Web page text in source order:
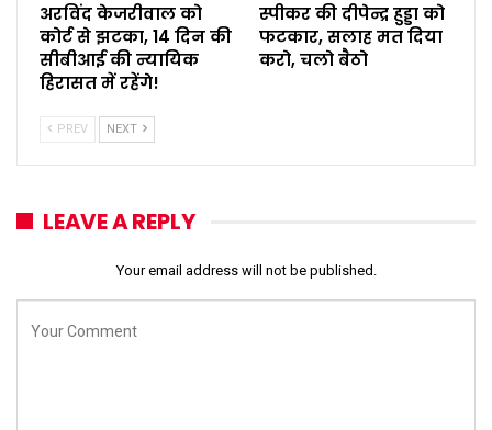
अरविंद केजरीवाल को
कोर्ट से झटका, 14 दिन की
सीबीआई की न्यायिक
हिरासत में रहेंगे!
स्पीकर की दीपेन्द्र हुड्डा को
फटकार, सलाह मत दिया
करो, चलो बैठो
PREV NEXT
LEAVE A REPLY
Your email address will not be published.